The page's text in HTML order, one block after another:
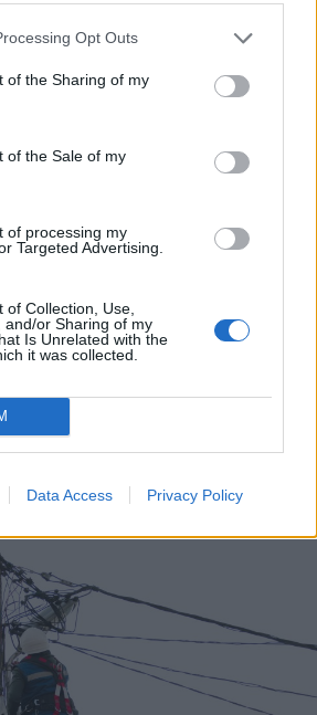
Opt Outs
of the Sharing of my
of the Sale of my
of processing my
Targeted Advertising.
of Collection, Use,
and/or Sharing of my
Is Unrelated with the
it was collected.
Data Access Privacy Policy
péntek
még a régi